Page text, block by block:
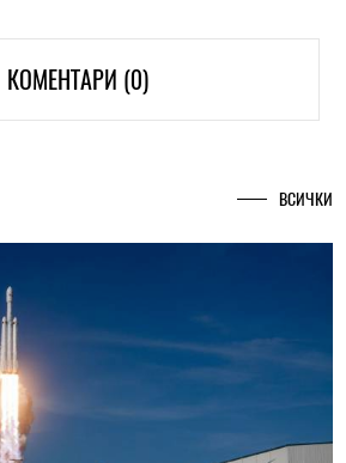
КОМЕНТАРИ (0)
ВСИЧКИ